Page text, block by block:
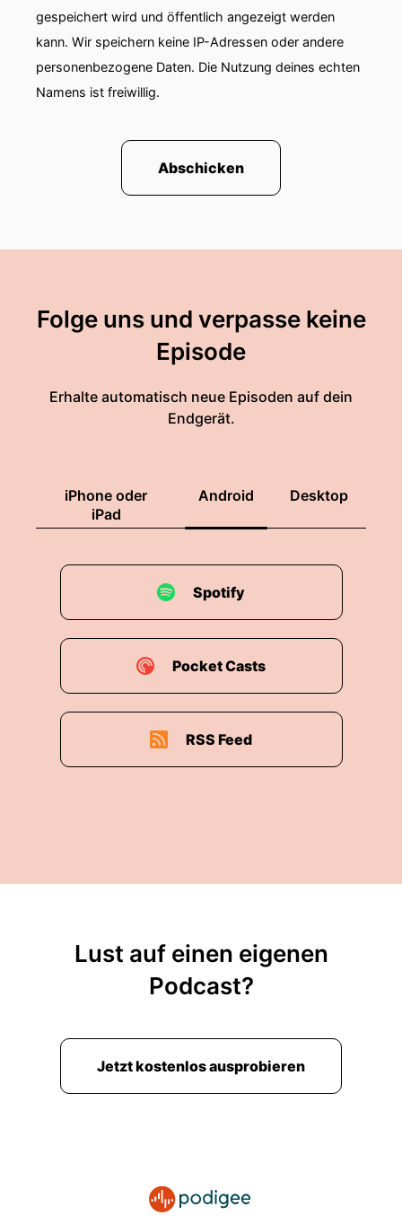
gespeichert wird und öffentlich angezeigt werden
kann. Wir speichern keine IP-Adressen oder andere
personenbezogene Daten. Die Nutzung deines echten
Namens ist freiwillig.
Abschicken
Folge uns und verpasse keine
Episode
Erhalte automatisch neue Episoden auf dein
Endgerät.
iPhone oder
iPad
Android Desktop
Spotify
Pocket Casts
RSS Feed
Lust auf einen eigenen
Podcast?
Jetzt kostenlos ausprobieren